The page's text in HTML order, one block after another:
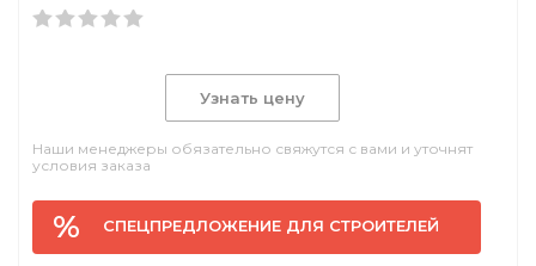
Узнать цену
Наши менеджеры обязательно свяжутся с вами и уточнят
условия заказа
СПЕЦПРЕДЛОЖЕНИЕ ДЛЯ СТРОИТЕЛЕЙ